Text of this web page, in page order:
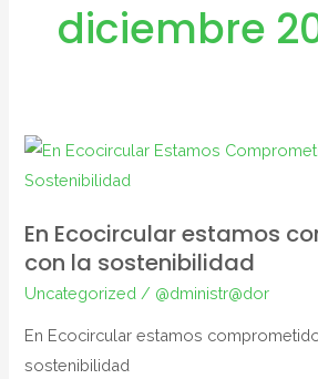
diciembre
En Ecocircular estamos
con la sostenibilidad
Uncategorized / @dministr@dor
En Ecocircular estamos
sostenibilidad
En
Ecocircular
comprometidos
con
la
sostenibilidad